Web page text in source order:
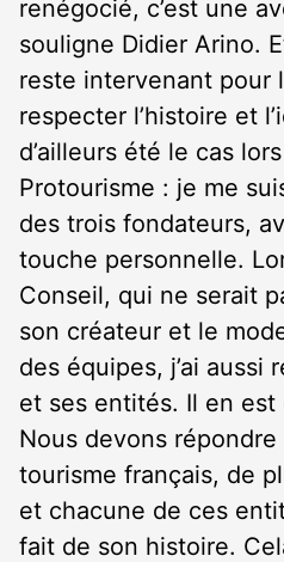
renégocié, c’est une
souligne Didier Arino.
reste intervenant pour
respecter l’histoire et
d’ailleurs été le cas
Protourisme : je me
des trois fondateurs,
touche personnelle.
Conseil, qui ne serait
son créateur et le
des équipes, j’ai aussi
et ses entités. Il en est
Nous devons
tourisme français, de
et chacune de ces
fait de son histoire.